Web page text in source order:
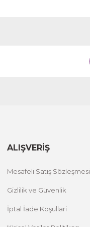
ALIŞVERİŞ
Mesafeli Satış Sözleşmesi
Gizlilik ve Güvenlik
İptal İade Koşullari